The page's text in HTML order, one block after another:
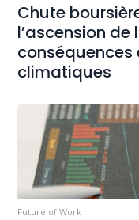
Chute
l’ascension de
climatiques
Future of Work